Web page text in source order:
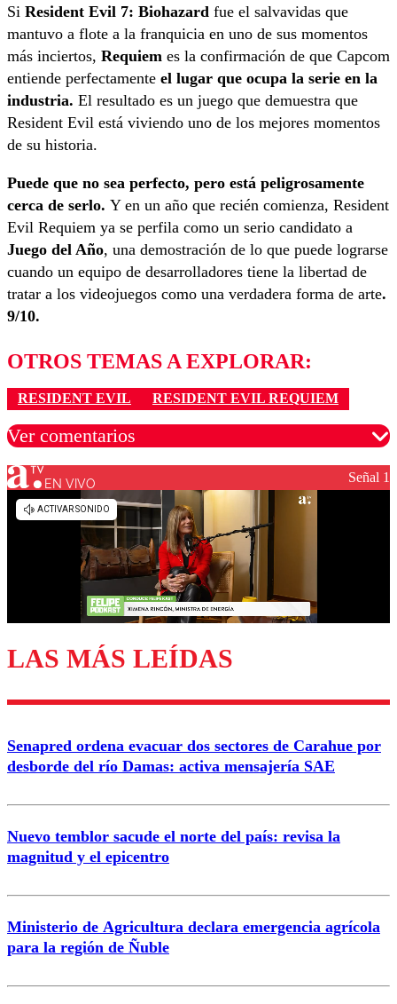
Si Resident Evil 7: Biohazard fue el salvavidas que
mantuvo a flote a la franquicia en uno de sus momentos
más inciertos, Requiem es la confirmación de que Capcom
entiende perfectamente el lugar que ocupa la serie en la
industria. El resultado es un juego que demuestra que
Resident Evil está viviendo uno de los mejores momentos
de su historia.
Puede que no sea perfecto, pero está peligrosamente
cerca de serlo. Y en un año que recién comienza, Resident
Evil Requiem ya se perfila como un serio candidato a
Juego del Año, una demostración de lo que puede lograrse
cuando un equipo de desarrolladores tiene la libertad de
tratar a los videojuegos como una verdadera forma de arte.
9/10.
OTROS TEMAS A EXPLORAR:
RESIDENT EVIL RESIDENT EVIL REQUIEM
Ver comentarios
Los comentarios son moderados para garantizar un
diálogo respetuoso.
Enviar comentario
EN VIVO Señal 1
LAS MÁS LEÍDAS
Senapred ordena evacuar dos sectores de Carahue por
desborde del río Damas: activa mensajería SAE
Nuevo temblor sacude el norte del país: revisa la
magnitud y el epicentro
Ministerio de Agricultura declara emergencia agrícola
para la región de Ñuble